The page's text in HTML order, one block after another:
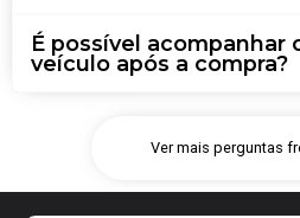
É possível acompanhar
veículo após a compra?
Ver mais perguntas